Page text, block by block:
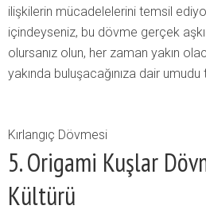
ilişkilerin mücadelelerini temsil
içindeyseniz, bu dövme gerçek
olursanız olun, her zaman yakın
yakında buluşacağınıza dair
Kırlangıç Dövmesi
5. Origami Kuşlar
Kültürü